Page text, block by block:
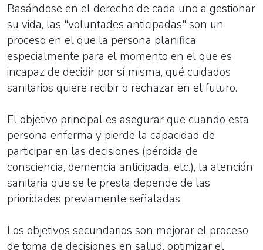
Basándose en el derecho de cada uno a gestionar
su vida, las "voluntades anticipadas" son un
proceso en el que la persona planifica,
especialmente para el momento en el que es
incapaz de decidir por sí misma, qué cuidados
sanitarios quiere recibir o rechazar en el futuro.
El objetivo principal es asegurar que cuando esta
persona enferma y pierde la capacidad de
participar en las decisiones (pérdida de
consciencia, demencia anticipada, etc.), la atención
sanitaria que se le presta depende de las
prioridades previamente señaladas.
Los objetivos secundarios son mejorar el proceso
de toma de decisiones en salud, optimizar el